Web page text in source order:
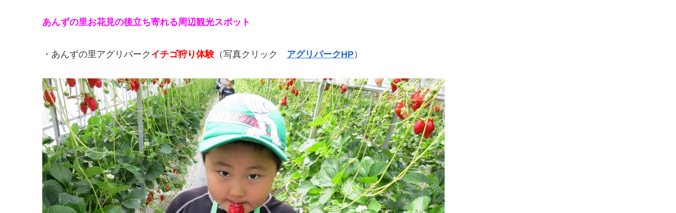
あんずの里お花見の後立ち寄れる周辺観光スポット
・あんずの里アグリパーク イチゴ狩り体験 （写真クリック アグリパークHP）